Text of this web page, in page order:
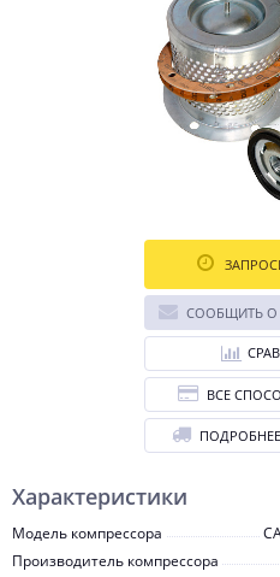
Характеристики
Модель компрессора
Производитель компрессора
СООБЩИТЬ О
ВСЕ